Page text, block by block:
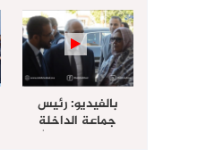
علي خليل ” يؤدي
صلاة عيد الفطر مع
جموع المصلين
بالفيديو: رئيس
جماعة الداخلة
الراغب حرمة الله